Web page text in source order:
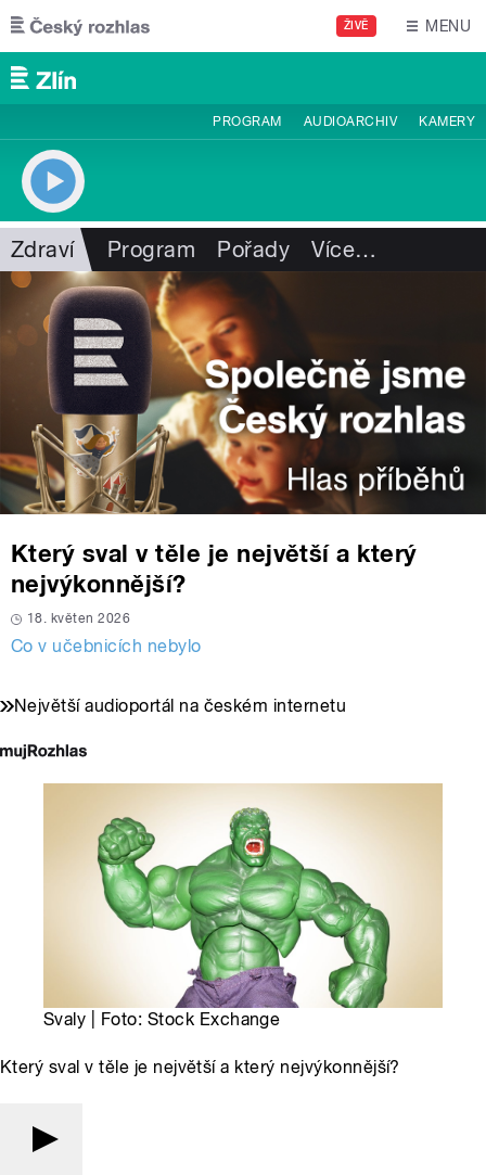
Přejít k hlavnímu obsahu
ŽIVĚ MENU
PROGRAM AUDIOARCHIV KAMERY
Zdraví Program Pořady Více…
Který sval v těle je největší a který
nejvýkonnější?
18. květen 2026
Co v učebnicích nebylo
Největší audioportál na českém internetu
Svaly | Foto: Stock Exchange
Který sval v těle je největší a který nejvýkonnější?